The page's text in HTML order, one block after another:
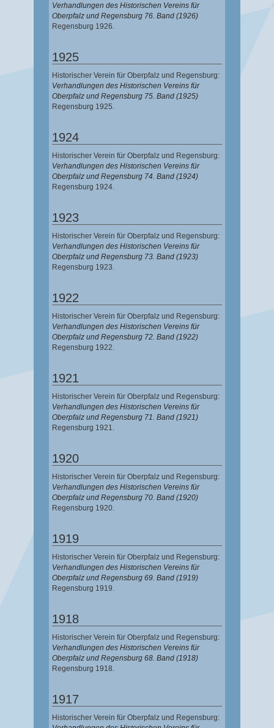
Verhandlungen des Historischen Vereins für
Oberpfalz und Regensburg 76. Band (1926)
Regensburg 1926.
1925
Historischer Verein für Oberpfalz und Regensburg:
Verhandlungen des Historischen Vereins für
Oberpfalz und Regensburg 75. Band (1925)
Regensburg 1925.
1924
Historischer Verein für Oberpfalz und Regensburg:
Verhandlungen des Historischen Vereins für
Oberpfalz und Regensburg 74. Band (1924)
Regensburg 1924.
1923
Historischer Verein für Oberpfalz und Regensburg:
Verhandlungen des Historischen Vereins für
Oberpfalz und Regensburg 73. Band (1923)
Regensburg 1923.
1922
Historischer Verein für Oberpfalz und Regensburg:
Verhandlungen des Historischen Vereins für
Oberpfalz und Regensburg 72. Band (1922)
Regensburg 1922.
1921
Historischer Verein für Oberpfalz und Regensburg:
Verhandlungen des Historischen Vereins für
Oberpfalz und Regensburg 71. Band (1921)
Regensburg 1921.
1920
Historischer Verein für Oberpfalz und Regensburg:
Verhandlungen des Historischen Vereins für
Oberpfalz und Regensburg 70. Band (1920)
Regensburg 1920.
1919
Historischer Verein für Oberpfalz und Regensburg:
Verhandlungen des Historischen Vereins für
Oberpfalz und Regensburg 69. Band (1919)
Regensburg 1919.
1918
Historischer Verein für Oberpfalz und Regensburg:
Verhandlungen des Historischen Vereins für
Oberpfalz und Regensburg 68. Band (1918)
Regensburg 1918.
1917
Historischer Verein für Oberpfalz und Regensburg: